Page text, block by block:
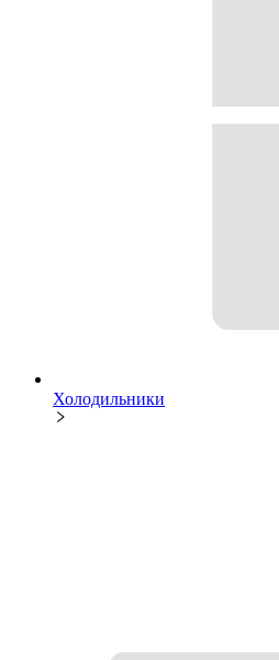
Холодильники